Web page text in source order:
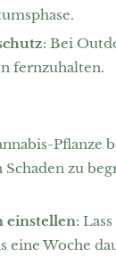
: Bei
fernzuhalten.
Pflanze
Schaden zu
einstellen:
eine Woche